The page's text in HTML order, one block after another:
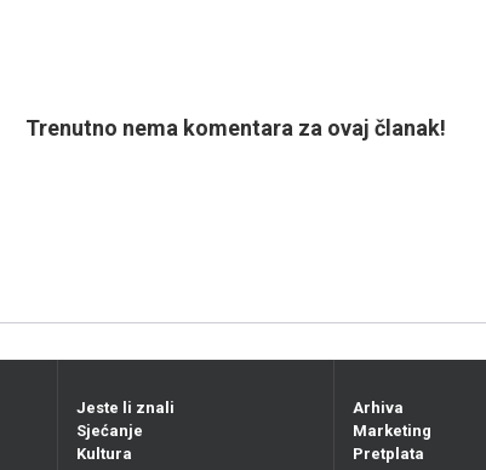
Trenutno nema komentara za ovaj članak!
Jeste li znali
Sjećanje
Kultura
Arhiva
Marketing
Pretplata